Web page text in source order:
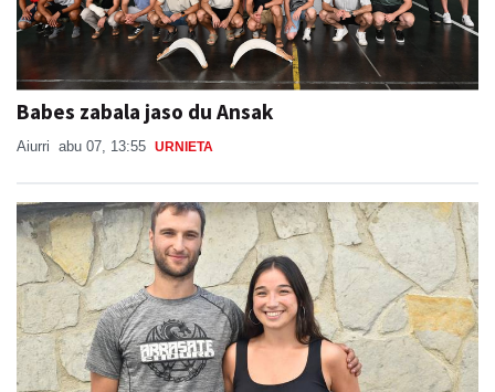
Babes zabala jaso du Ansak
Aiurri abu 07, 13:55 URNIETA